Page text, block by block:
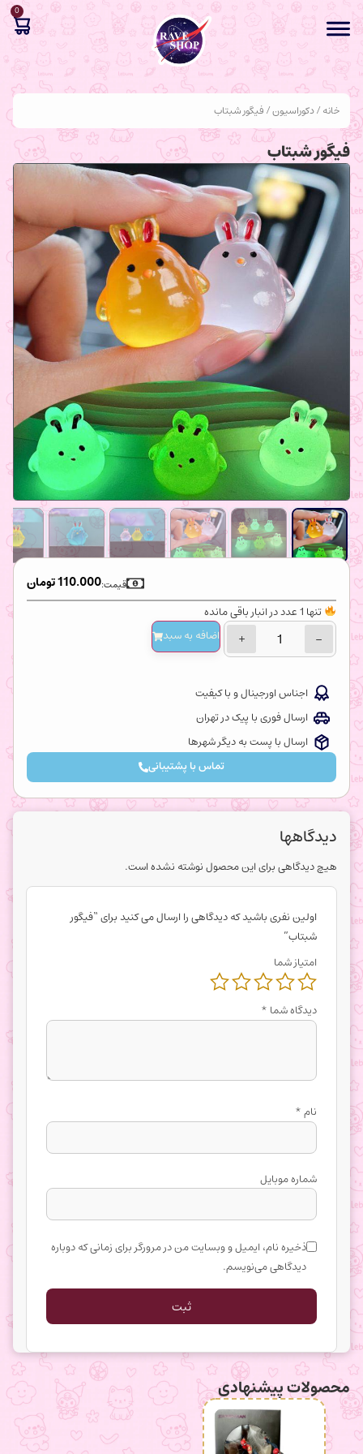
0
خانه/دکوراسیون/ فیگور شبتاب
فیگور شبتاب
110.000تومان قیمت:
تنها 1 عدد در انبار باقی مانده
−
+ اضافه‌ به سبد
اجناس اورجینال و با کیفیت
ارسال فوری با پیک در تهران
ارسال با پست به دیگر شهرها
تماس با پشتیبانی
دیدگاهها
هیچ دیدگاهی برای این محصول نوشته نشده است.
اولین نفری باشید که دیدگاهی را ارسال می کنید برای “فیگور
شبتاب”
امتیاز شما
دیدگاه شما *
نام*
شماره موبایل
ذخیره نام، ایمیل و وبسایت من در مرورگر برای زمانی که دوباره
دیدگاهی می‌نویسم.
محصولات پیشنهادی